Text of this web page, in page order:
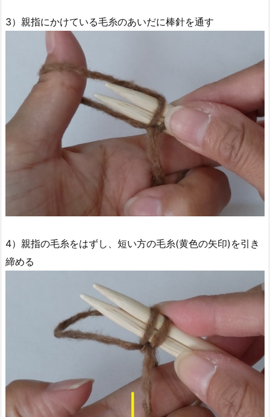
3）親指にかけている毛糸のあいだに棒針を通す
4）親指の毛糸をはずし、短い方の毛糸(黄色の矢印)を引き
締める